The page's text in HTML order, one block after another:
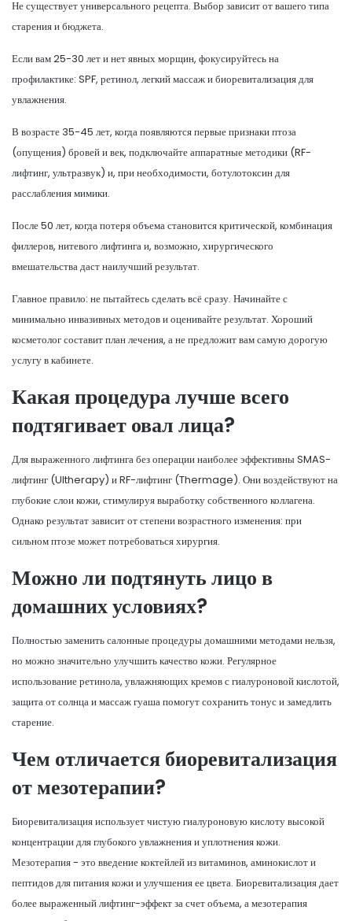
Не существует универсального рецепта. Выбор зависит от вашего типа
старения и бюджета.
Если вам 25-30 лет и нет явных морщин, фокусируйтесь на
профилактике: SPF, ретинол, легкий массаж и биоревитализация для
увлажнения.
В возрасте 35-45 лет, когда появляются первые признаки птоза
(опущения) бровей и век, подключайте аппаратные методики (RF-
лифтинг, ультразвук) и, при необходимости, ботулотоксин для
расслабления мимики.
После 50 лет, когда потеря объема становится критической, комбинация
филлеров, нитевого лифтинга и, возможно, хирургического
вмешательства даст наилучший результат.
Главное правило: не пытайтесь сделать всё сразу. Начинайте с
минимально инвазивных методов и оценивайте результат. Хороший
косметолог составит план лечения, а не предложит вам самую дорогую
услугу в кабинете.
Какая процедура лучше всего
подтягивает овал лица?
Для выраженного лифтинга без операции наиболее эффективны SMAS-
лифтинг (Ultherapy) и RF-лифтинг (Thermage). Они воздействуют на
глубокие слои кожи, стимулируя выработку собственного коллагена.
Однако результат зависит от степени возрастного изменения: при
сильном птозе может потребоваться хирургия.
Можно ли подтянуть лицо в
домашних условиях?
Полностью заменить салонные процедуры домашними методами нельзя,
но можно значительно улучшить качество кожи. Регулярное
использование ретинола, увлажняющих кремов с гиалуроновой кислотой,
защита от солнца и массаж гуаша помогут сохранить тонус и замедлить
старение.
Чем отличается биоревитализация
от мезотерапии?
Биоревитализация использует чистую гиалуроновую кислоту высокой
концентрации для глубокого увлажнения и уплотнения кожи.
Мезотерапия - это введение коктейлей из витаминов, аминокислот и
пептидов для питания кожи и улучшения ее цвета. Биоревитализация дает
более выраженный лифтинг-эффект за счет объема, а мезотерапия